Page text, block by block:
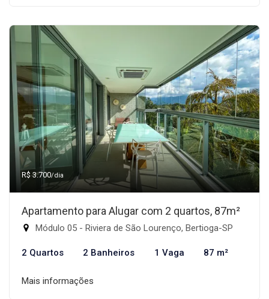
R$ 3.700/dia
Apartamento para Alugar com 2 quartos, 87m²
Módulo 05 - Riviera de São Lourenço, Bertioga-SP
2 Quartos 2 Banheiros 1 Vaga 87 m²
Mais informações